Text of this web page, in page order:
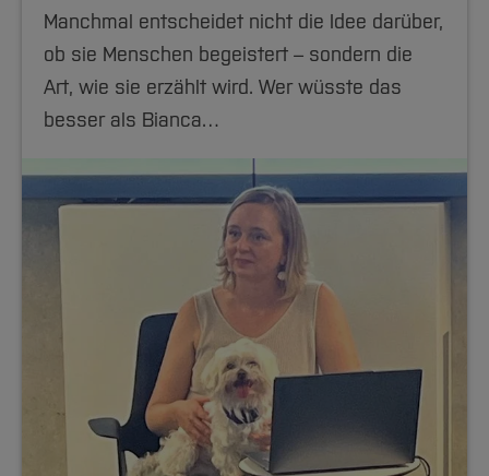
Manchmal entscheidet nicht die Idee darüber,
ob sie Menschen begeistert – sondern die
Art, wie sie erzählt wird. Wer wüsste das
besser als Bianca…